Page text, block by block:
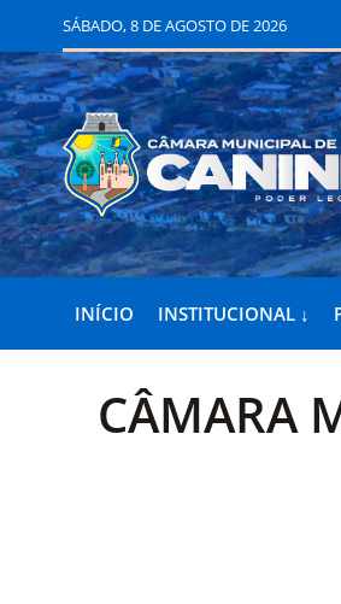
SÁBADO, 8 DE AGOSTO DE 2026
INÍCIO INSTITUCIONAL ↓
CÂMARA